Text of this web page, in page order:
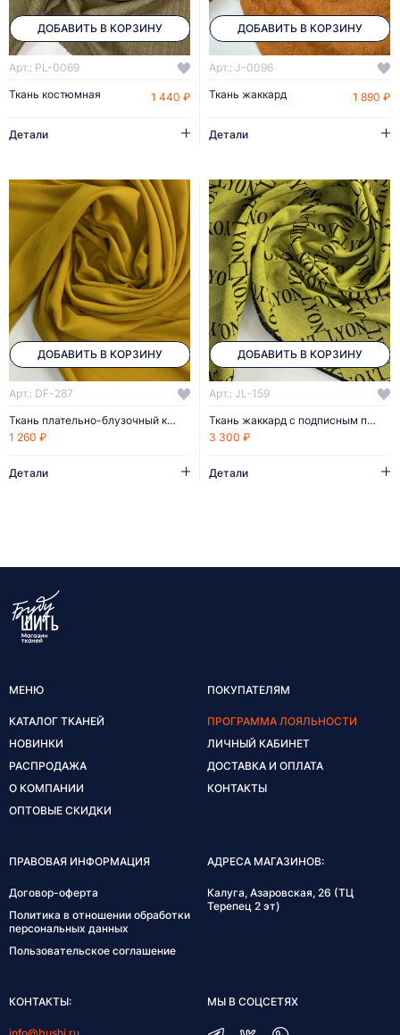
ДОБАВИТЬ В КОРЗИНУ
Арт.: PL-0069
Ткань костюмная
1 440 ₽
Детали
ДОБАВИТЬ В КОРЗИНУ
Арт.: J-0096
Ткань жаккард
1 890 ₽
Детали
ДОБАВИТЬ В КОРЗИНУ
Арт.: DF-287
Ткань плательно-блузочный креп
1 260 ₽
Детали
ДОБАВИТЬ В КОРЗИНУ
Арт.: JL-159
Ткань жаккард с подписным принтом
3 300 ₽
Детали
МЕНЮ
КАТАЛОГ ТКАНЕЙ
НОВИНКИ
РАСПРОДАЖА
О КОМПАНИИ
ОПТОВЫЕ СКИДКИ
ПОКУПАТЕЛЯМ
ПРОГРАММА ЛОЯЛЬНОСТИ
ЛИЧНЫЙ КАБИНЕТ
ДОСТАВКА И ОПЛАТА
КОНТАКТЫ
ПРАВОВАЯ ИНФОРМАЦИЯ
Договор-оферта
Политика в отношении обработки
персональных данных
Пользовательское соглашение
АДРЕСА МАГАЗИНОВ:
Калуга, Азаровская, 26 (ТЦ
Терепец 2 эт)
КОНТАКТЫ: МЫ В СОЦСЕТЯХ